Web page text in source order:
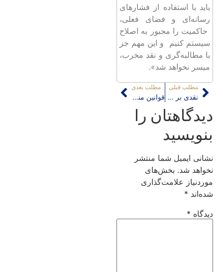
سیستم کنیم و این مهم جز
با مطالبه‌گری و نقد مخرب،
میسر نخواهد شد».
مطلب قبلی
نقدی بر طرح بازآفرینی شهری از منظر حقوق اجتماعی ساکنین
مطلب بعدی
قوانین مناسب‌سازی محیط شهری و میزان ضمانت اجرایی آنها در ایران
دیدگاهتان را
بنویسید
نشانی ایمیل شما منتشر
نخواهد شد. بخش‌های
موردنیاز علامت‌گذاری
شده‌اند*
دیدگاه